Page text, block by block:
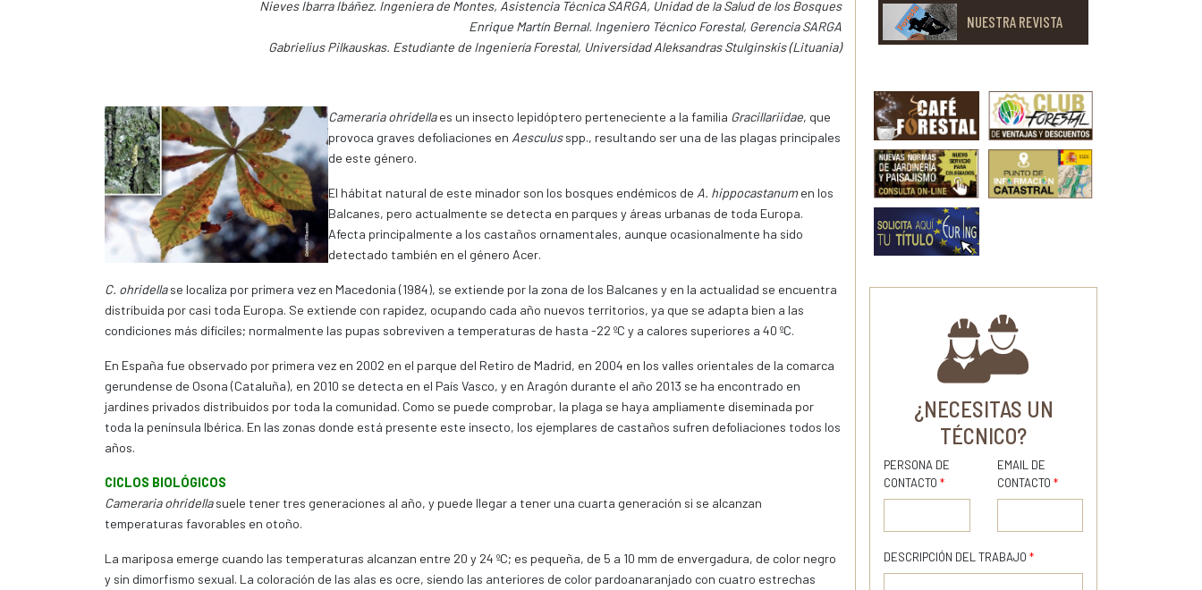
Nieves Ibarra Ibáñez. Ingeniera de Montes, Asistencia Técnica SARGA, Unidad de la Salud de los Bosques
Enrique Martín Bernal. Ingeniero Técnico Forestal, Gerencia SARGA
Gabrielius Pilkauskas. Estudiante de Ingeniería Forestal, Universidad Aleksandras Stulginskis (Lituania)
Cameraria ohridellaes un insecto lepidóptero perteneciente a la familia Gracillariidae, que
provoca graves defoliaciones en Aesculusspp., resultando ser una de las plagas principales
de este género.
El hábitat natural de este minador son los bosques endémicos de A. hippocastanumen los
Balcanes, pero actualmente se detecta en parques y áreas urbanas de toda Europa.
Afecta principalmente a los castaños ornamentales, aunque ocasionalmente ha sido
detectado también en el género Acer.
C. ohridellase localiza por primera vez en Macedonia (1984), se extiende por la zona de los Balcanes y en la actualidad se encuentra
distribuida por casi toda Europa. Se extiende con rapidez, ocupando cada año nuevos territorios, ya que se adapta bien a las
condiciones más difíciles; normalmente las pupas sobreviven a temperaturas de hasta -22 ºC y a calores superiores a 40 ºC.
En España fue observado por primera vez en 2002 en el parque del Retiro de Madrid, en 2004 en los valles orientales de la comarca
gerundense de Osona (Cataluña), en 2010 se detecta en el País Vasco, y en Aragón durante el año 2013 se ha encontrado en
jardines privados distribuidos por toda la comunidad. Como se puede comprobar, la plaga se haya ampliamente diseminada por
toda la península Ibérica. En las zonas donde está presente este insecto, los ejemplares de castaños sufren defoliaciones todos los
años.
CICLOS BIOLÓGICOS
Cameraria ohridellasuele tener tres generaciones al año, y puede llegar a tener una cuarta generación si se alcanzan
temperaturas favorables en otoño.
La mariposa emerge cuando las temperaturas alcanzan entre 20 y 24 ºC; es pequeña, de 5 a 10 mm de envergadura, de color negro
y sin dimorfismo sexual. La coloración de las alas es ocre, siendo las anteriores de color pardoanaranjado con cuatro estrechas
NUESTRA REVISTA
¿NECESITAS UN
TÉCNICO?
PERSONA DE
CONTACTO *
EMAIL DE
CONTACTO *
DESCRIPCIÓN DEL TRABAJO *